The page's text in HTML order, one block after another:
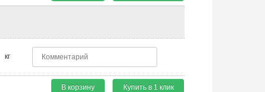
кг
В корзину Купить в 1 клик